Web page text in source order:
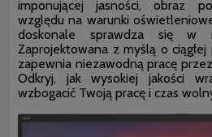
imponującej jasności, obraz
względu na warunki
doskonale sprawdza się w
Zaprojektowana z myślą o
zapewnia niezawodną pracę
Odkryj, jak wysokiej jakości
wzbogacić Twoją pracę i czas